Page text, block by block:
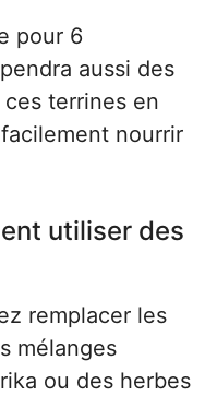
pour 6
aussi des
terrines en
nourrir
utiliser des
remplacer les
mélanges
ou des herbes